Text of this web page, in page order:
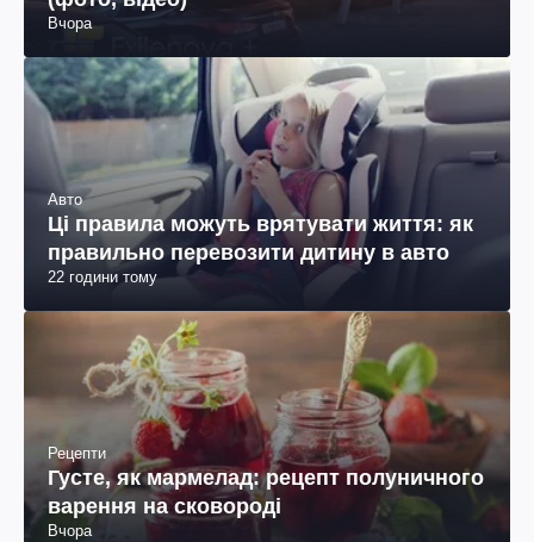
Вчора
Авто
Ці правила можуть врятувати життя: як
правильно перевозити дитину в авто
22 години тому
Рецепти
Густе, як мармелад: рецепт полуничного
варення на сковороді
Вчора